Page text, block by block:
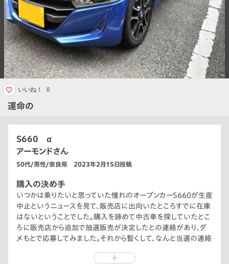
運命の
いいね！ 0
S660 α
アーモンドさん
50代/男性/奈良県 2023年2月15日投稿
購入の決め手
いつかは乗りたいと思っていた憧れのオープンカーS660が生産
中止というニュースを見て、販売店に出向いたところすでに在庫
はないということでした。購入を諦めて中古車を探していたとこ
ろに販売店から追加で抽選販売が決定したとの連絡があり、ダ
メもとで応募してみました。それから暫くして、なんと当選の連絡